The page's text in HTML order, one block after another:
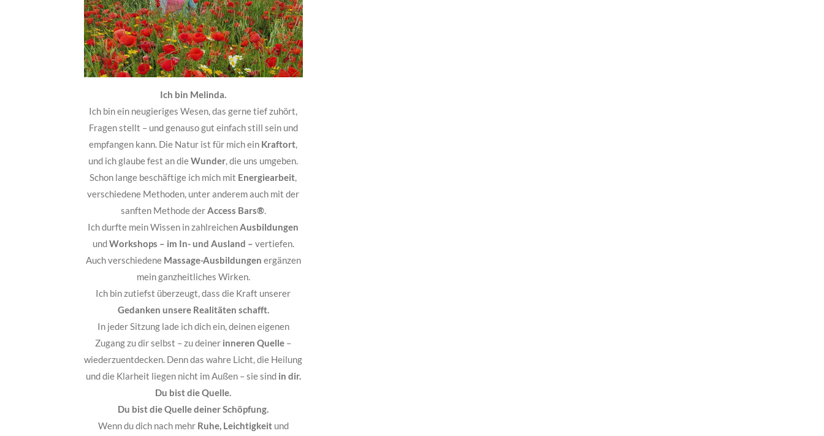
Ich bin Melinda.
Ich bin ein neugieriges Wesen, das gerne tief zuhört,
Fragen stellt – und genauso gut einfach still sein und
empfangen kann. Die Natur ist für mich ein Kraftort,
und ich glaube fest an dieWunder, die uns umgeben.
Schon lange beschäftige ich mich mit Energiearbeit,
verschiedene Methoden, unter anderem auch mit der
sanften Methode derAccess Bars®.
Ich durfte mein Wissen in zahlreichenAusbildungen
undWorkshops – im In- und Ausland – vertiefen.
Auch verschiedene Massage-Ausbildungen ergänzen
mein ganzheitliches Wirken.
Ich bin zutiefst überzeugt, dass die Kraft unserer
Gedanken unsere Realitäten schafft.
In jeder Sitzung lade ich dich ein, deinen eigenen
Zugang zu dir selbst – zu deiner inneren Quelle –
wiederzuentdecken. Denn das wahre Licht, die Heilung
und die Klarheit liegen nicht im Außen – sie sind in dir.
Du bist die Quelle.
Du bist die Quelle deiner Schöpfung.
Wenn du dich nach mehr Ruhe, Leichtigkeitund